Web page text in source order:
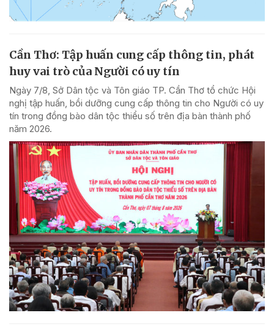
Cần Thơ: Tập huấn cung cấp thông tin, phát
huy vai trò của Người có uy tín
Ngày 7/8, Sở Dân tộc và Tôn giáo TP. Cần Thơ tổ chức Hội
nghị tập huấn, bồi dưỡng cung cấp thông tin cho Người có uy
tín trong đồng bào dân tộc thiểu số trên địa bàn thành phố
năm 2026.